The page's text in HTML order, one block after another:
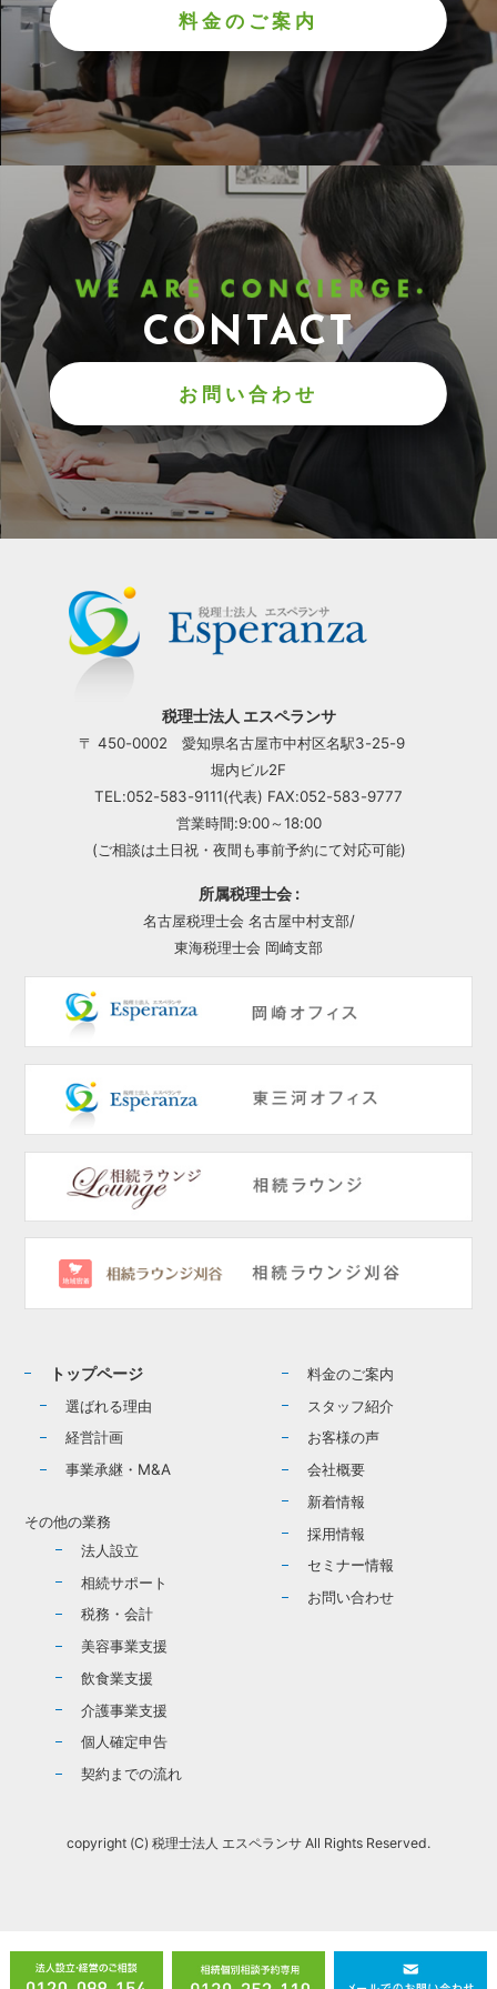
料金のご案内
CONTACT
お問い合わせ
税理士法人 エスペランサ
〒 450-0002 愛知県名古屋市中村区名駅3-25-9
堀内ビル2F
TEL:052-583-9111(代表) FAX:052-583-9777
営業時間:9:00～18:00
(ご相談は土日祝・夜間も事前予約にて対応可能)
所属税理士会 :
名古屋税理士会 名古屋中村支部/
東海税理士会 岡崎支部
トップページ
選ばれる理由
経営計画
事業承継・M&A
その他の業務
法人設立
相続サポート
税務・会計
美容事業支援
飲食業支援
介護事業支援
個人確定申告
契約までの流れ
料金のご案内
スタッフ紹介
お客様の声
会社概要
新着情報
採用情報
セミナー情報
お問い合わせ
copyright (C) 税理士法人 エスペランサ All Rights Reserved.